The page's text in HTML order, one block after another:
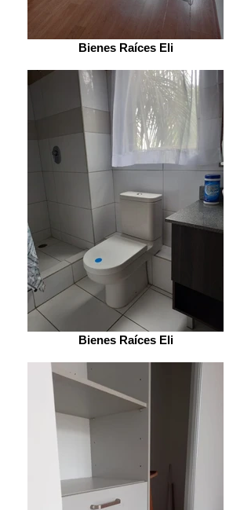
Bienes Raíces Eli
Bienes Raíces Eli